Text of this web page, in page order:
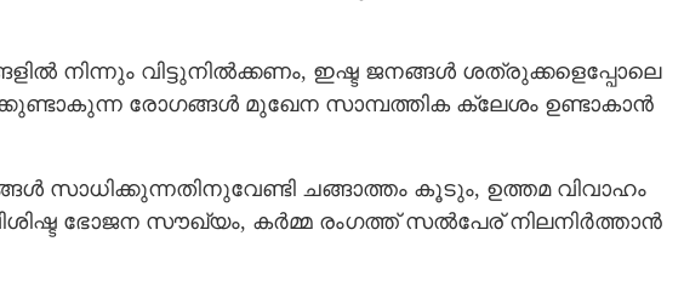
നിന്നും വിട്ടുനില്‍ക്കണം, ഇഷ്ട ജനങ്ങള്‍ ശത്രുക്കളെപ്പോലെ
രോഗങ്ങള്‍ മുഖേന സാമ്പത്തിക ക്ലേശം ഉണ്ടാകാന്‍
സാധിക്കുന്നതിനുവേണ്ടി ചങ്ങാത്തം കൂടും, ഉത്തമ വിവാഹം
ഭോജന സൗഖ്യം, കര്‍മ്മ രംഗത്ത് സല്‍പേര് നിലനിര്‍ത്താന്‍
Share this link